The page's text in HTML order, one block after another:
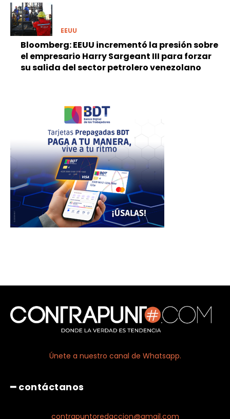
EEUU
Bloomberg: EEUU incrementó la presión sobre
el empresario Harry Sargeant III para forzar
su salida del sector petrolero venezolano
Únete a nuestro canal de Whatsapp.
━ contáctanos
contrapuntoredaccion@gmail.com